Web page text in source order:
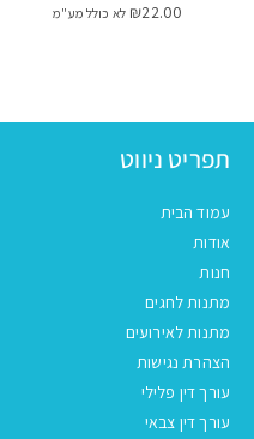
₪22.00 לא כולל מע"מ
תפריט ניווט
עמוד הבית
אודות
חנות
מתנות לחגים
מתנות לאירועים
הצהרת נגישות
עורך דין פלילי
עורך דין צבאי